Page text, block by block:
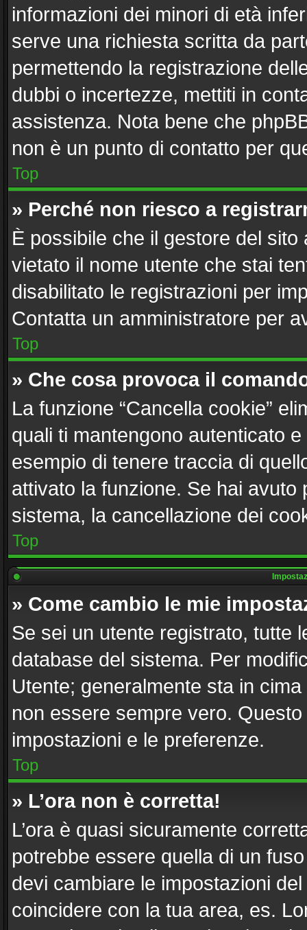
informazioni dei minori di età
serve una richiesta scritta da
permettendo la registrazione
dubbi o incertezze, mettiti in
assistenza. Nota bene che
non è un punto di contatto per
Top
» Perché non riesco a
È possibile che il gestore del
vietato il nome utente che stai
disabilitato le registrazioni per
Contatta un amministratore per
Top
» Che cosa provoca il
La funzione “Cancella cookie”
quali ti mantengono autenticato
esempio di tenere traccia di
attivato la funzione. Se hai
sistema, la cancellazione dei
Top
» Come cambio le mie
Se sei un utente registrato, tutte
database del sistema. Per
Utente; generalmente sta in
non essere sempre vero.
impostazioni e le preferenze.
Top
» L’ora non è corretta!
L’ora è quasi sicuramente
potrebbe essere quella di un
devi cambiare le impostazioni
coincidere con la tua area, es.